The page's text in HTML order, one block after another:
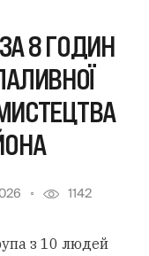
ЗА 8 ГОДИН
1142
з 10 людей